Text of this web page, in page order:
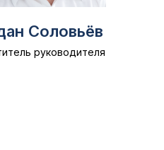
Соловьёв
руководителя